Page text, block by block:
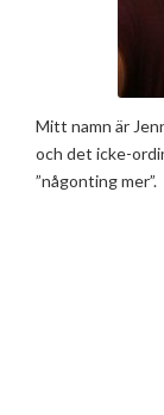
Mitt namn är
och det icke-
”någonting mer”.